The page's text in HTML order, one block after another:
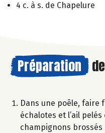
4 c. à s. de Chapelure
Préparation
Dans une poêle, faire
échalotes et l’ail
champignons